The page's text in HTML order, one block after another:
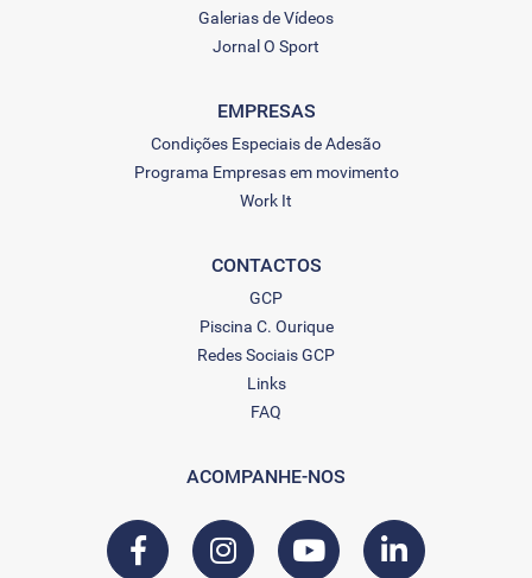
Galerias de Vídeos
Jornal O Sport
EMPRESAS
Condições Especiais de Adesão
Programa Empresas em movimento
Work It
CONTACTOS
GCP
Piscina C. Ourique
Redes Sociais GCP
Links
FAQ
ACOMPANHE-NOS